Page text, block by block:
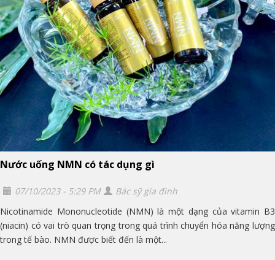
Nước uống NMN có tác dụng gì
07/10/2023 - 5:29 PM
Bác sỹ gia đình
Nicotinamide Mononucleotide (NMN) là một dạng của vitamin B3
(niacin) có vai trò quan trọng trong quá trình chuyển hóa năng lượng
trong tế bào. NMN được biết đến là một...